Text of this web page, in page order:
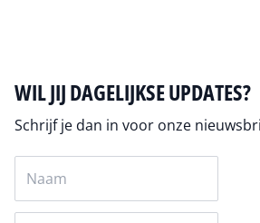
WIL JIJ DAGELIJKSE UPDATES?
Schrijf je dan in voor onze